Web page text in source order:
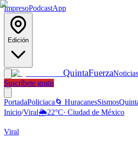
ImpresoPodcastApp
Edición
QuintaFuerza
Suscríbete gratis
PortadaPoliciaca 🌀 HuracanesSismos
Inicio/Viral🌦️22°C· Ciudad de México
Viral